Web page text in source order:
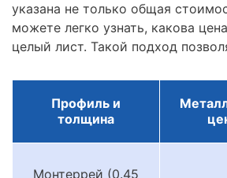
указана не только общая
можете легко узнать, какова
целый лист. Такой подход
Профиль и
толщина
Монтеррей (0.45